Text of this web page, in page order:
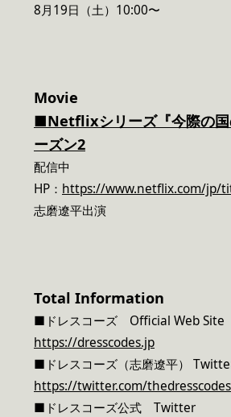
8月19日（土）10:00〜
Movie
■Netflixシリーズ『今際の国
ーズン2
配信中
HP： https://www.netflix.com/jp/
志磨遼平出演
Total Information
■ドレスコーズ Official Web Site
https://dresscodes.jp
■ドレスコーズ（志磨遼平）
https://twitter.com/
■ドレスコーズ公式 Twitter